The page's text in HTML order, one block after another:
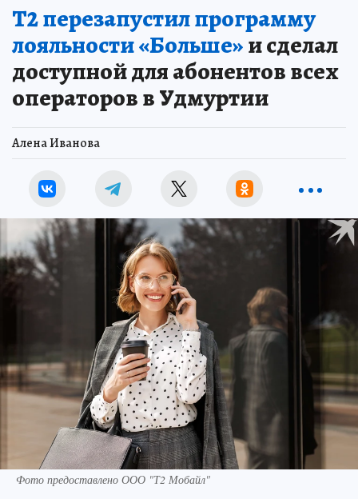
Т2 перезапустил программу
лояльности «Больше»и сделал
доступной для абонентов всех
операторов в Удмуртии
Алена Иванова
Фото предоставлено ООО "Т2 Мобайл"